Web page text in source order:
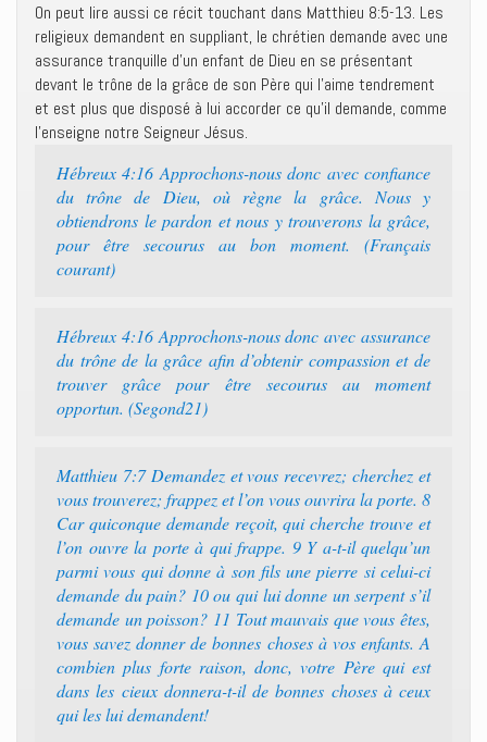
On peut lire aussi ce récit touchant dans Matthieu 8:5-13. Les
religieux demandent en suppliant, le chrétien demande avec une
assurance tranquille d’un enfant de Dieu en se présentant
devant le trône de la grâce de son Père qui l’aime tendrement
et est plus que disposé à lui accorder ce qu’il demande, comme
l’enseigne notre Seigneur Jésus.
Hébreux 4:16 Approchons-nous donc avec confiance
du trône de Dieu, où règne la grâce. Nous y
obtiendrons le pardon et nous y trouverons la grâce,
pour être secourus au bon moment. (Français
courant)
Hébreux 4:16 Approchons-nous donc avec assurance
du trône de la grâce afin d’obtenir compassion et de
trouver grâce pour être secourus au moment
opportun. (Segond21)
Matthieu 7:7 Demandez et vous recevrez; cherchez et
vous trouverez; frappez et l’on vous ouvrira la porte. 8
Car quiconque demande reçoit, qui cherche trouve et
l’on ouvre la porte à qui frappe. 9 Y a-t-il quelqu’un
parmi vous qui donne à son fils une pierre si celui-ci
demande du pain? 10 ou qui lui donne un serpent s’il
demande un poisson? 11 Tout mauvais que vous êtes,
vous savez donner de bonnes choses à vos enfants. A
combien plus forte raison, donc, votre Père qui est
dans les cieux donnera-t-il de bonnes choses à ceux
qui les lui demandent!